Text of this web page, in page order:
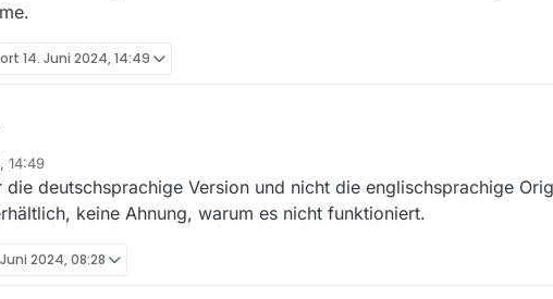
14. Juni 2024, 14:49
a.akamaihd.net/medp/ondemand/de/fsk6/312/3121929/
Material für mich jetzt kaum Unterschied erkennen kann ob das jetzt HD
14:49
die deutschsprachige Version und nicht die englischsprachige
keine Ahnung, warum es nicht funktioniert.
Juni 2024, 08:28